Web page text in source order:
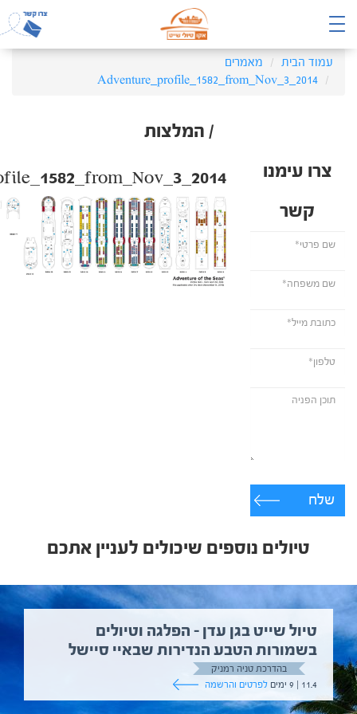
עמוד הבית
מאמרים
Adventure_profile_1582_from_Nov_3_2014
/ המלצות
צרו עימנו
קשר
שלח
טיולים נוספים שיכולים לעניין אתכם
טיול שייט בגן עדן – הפלגה וטיולים
בשמורות הטבע הנדירות שבאיי סיישל
בהדרכת טניה רמניק
11.4 | 9 ימים
לפרטים והרשמה